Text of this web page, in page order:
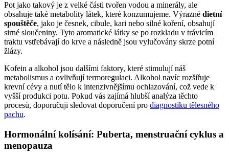
Pot jako takový je z velké části tvořen vodou a minerály, ale
obsahuje také metabolity látek, které konzumujeme. Výrazné dietní
spouštěče, jako je česnek, cibule, kari nebo silné koření, obsahují
sirné sloučeniny. Tyto aromatické látky se po rozkladu v trávicím
traktu vstřebávají do krve a následně jsou vylučovány skrze potní
žlázy.
Kofein a alkohol jsou dalšími faktory, které stimulují náš
metabolismus a ovlivňují termoregulaci. Alkohol navíc rozšiřuje
krevní cévy a nutí tělo k intenzivnějšímu ochlazování, což vede k
vyšší produkci potu. Pokud vás zajímá hlubší analýza těchto
procesů, doporučuji sledovat doporučení pro diagnostiku tělesného
pachu.
Hormonální kolísání: Puberta, menstruační cyklus a
menopauza